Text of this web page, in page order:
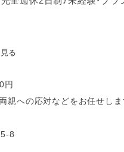
る
円
親への応対などをお任せしま
ペルプラスの療育（レッスン
8